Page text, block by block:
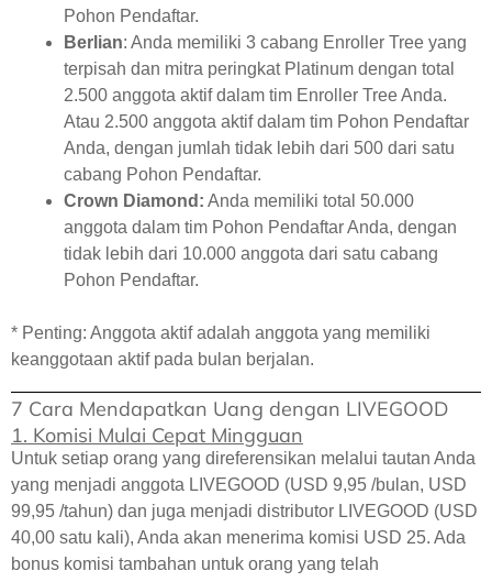
Pohon Pendaftar.
Berlian: Anda memiliki 3 cabang Enroller Tree yang
terpisah dan mitra peringkat Platinum dengan total
2.500 anggota aktif dalam tim Enroller Tree Anda.
Atau 2.500 anggota aktif dalam tim Pohon Pendaftar
Anda, dengan jumlah tidak lebih dari 500 dari satu
cabang Pohon Pendaftar.
Crown Diamond: Anda memiliki total 50.000
anggota dalam tim Pohon Pendaftar Anda, dengan
tidak lebih dari 10.000 anggota dari satu cabang
Pohon Pendaftar.
* Penting: Anggota aktif adalah anggota yang memiliki
keanggotaan aktif pada bulan berjalan.
7 Cara Mendapatkan Uang dengan LIVEGOOD
1. Komisi Mulai Cepat Mingguan
Untuk setiap orang yang direferensikan melalui tautan Anda
yang menjadi anggota LIVEGOOD (USD 9,95 /bulan, USD
99,95 /tahun) dan juga menjadi distributor LIVEGOOD (USD
40,00 satu kali), Anda akan menerima komisi USD 25. Ada
bonus komisi tambahan untuk orang yang telah